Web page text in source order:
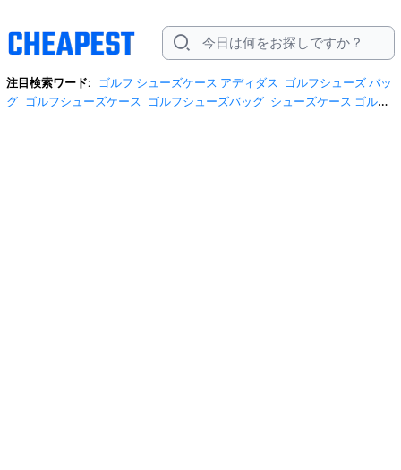
注目検索ワード: ゴルフ シューズケース アディダス ゴルフシューズ バッ
グ ゴルフシューズケース ゴルフシューズバッグ シューズケース ゴル